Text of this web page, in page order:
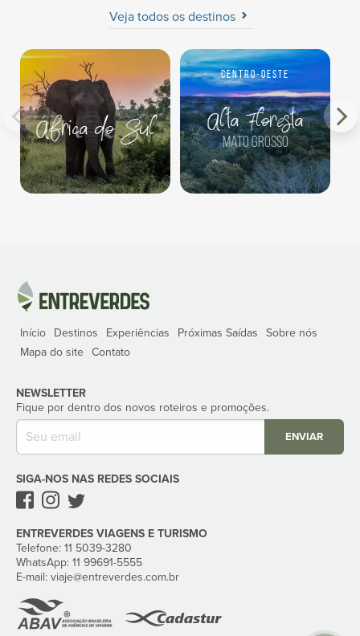
Veja todos os destinos
África do Sul
Centro-Oeste
Alta Floresta
Mato Grosso
Início Destinos Experiências Próximas Saídas Sobre nós
Mapa do site Contato
NEWSLETTER
Fique por dentro dos novos roteiros e promoções.
ENVIAR
SIGA-NOS NAS REDES SOCIAIS
ENTREVERDES VIAGENS E TURISMO
Telefone: 11 5039-3280‬
WhatsApp: 11 99691-5555‬
E-mail:viaje@entreverdes.com.br